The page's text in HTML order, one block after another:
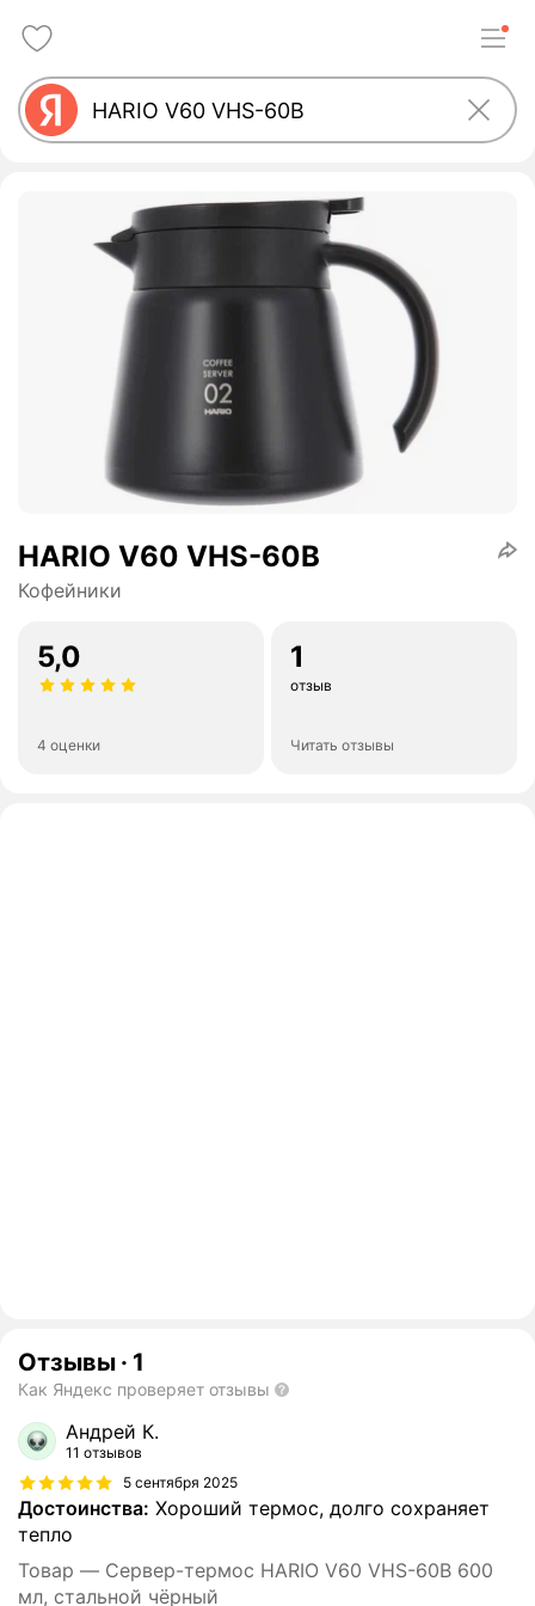
HARIO V60 VHS-60В
Кофейники
5,0
4 оценки
1
отзыв
Читать отзывы
Отзывы · 1
Как Яндекс проверяет отзывы
Андрей К.
11 отзывов
5 сентября 2025
Достоинства: Хороший термос, долго сохраняет
тепло
Товар — Сервер-термос HARIO V60 VHS-60В 600
мл, стальной чёрный